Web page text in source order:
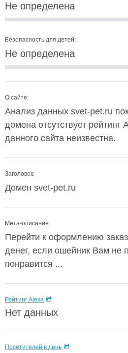
Не определена
Безопасность для детей:
Не определена
О сайте:
Анализ данных svet-pet.ru
домена отсутствует
данного сайта неизвестна.
Заголовок:
Домен svet-pet.ru
Мета-описание:
Перейти к оформлению
денег, если ошейник Вам не
понравится ...
Рейтинг Alexa
Нет данных
Посетителей в день